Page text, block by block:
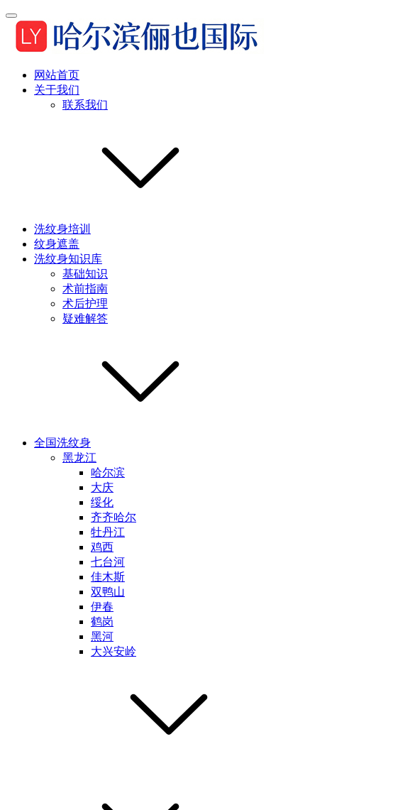
网站首页
关于我们
联系我们
洗纹身培训
纹身遮盖
洗纹身知识库
基础知识
术前指南
术后护理
疑难解答
全国洗纹身
黑龙江
哈尔滨
大庆
绥化
齐齐哈尔
牡丹江
鸡西
七台河
佳木斯
双鸭山
伊春
鹤岗
黑河
大兴安岭